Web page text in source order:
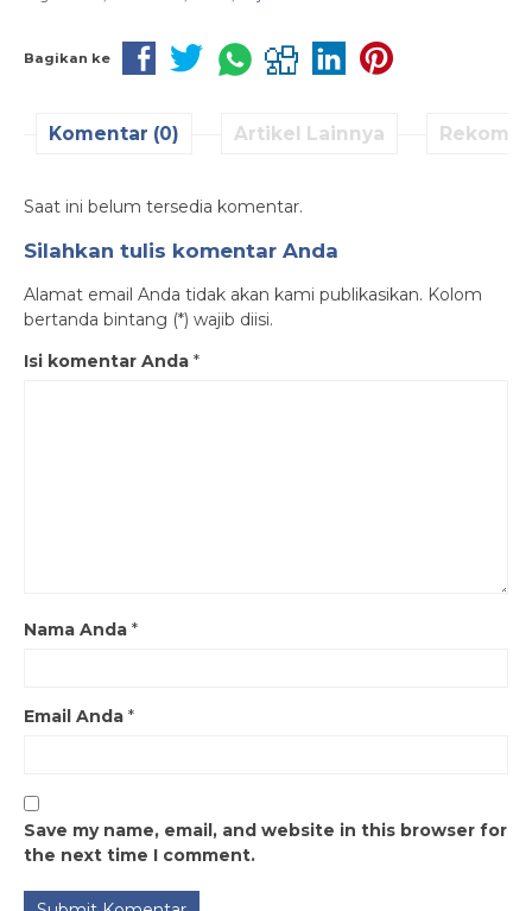
Bagikan ke
Komentar (0) Artikel Lainnya
Saat ini belum tersedia komentar.
Silahkan tulis komentar Anda
Alamat email Anda tidak akan kami publikasikan. Kolom
bertanda bintang (*) wajib diisi.
Isi komentar Anda *
Nama Anda *
Email Anda *
Save my name, email, and website in this browser for
the next time I comment.